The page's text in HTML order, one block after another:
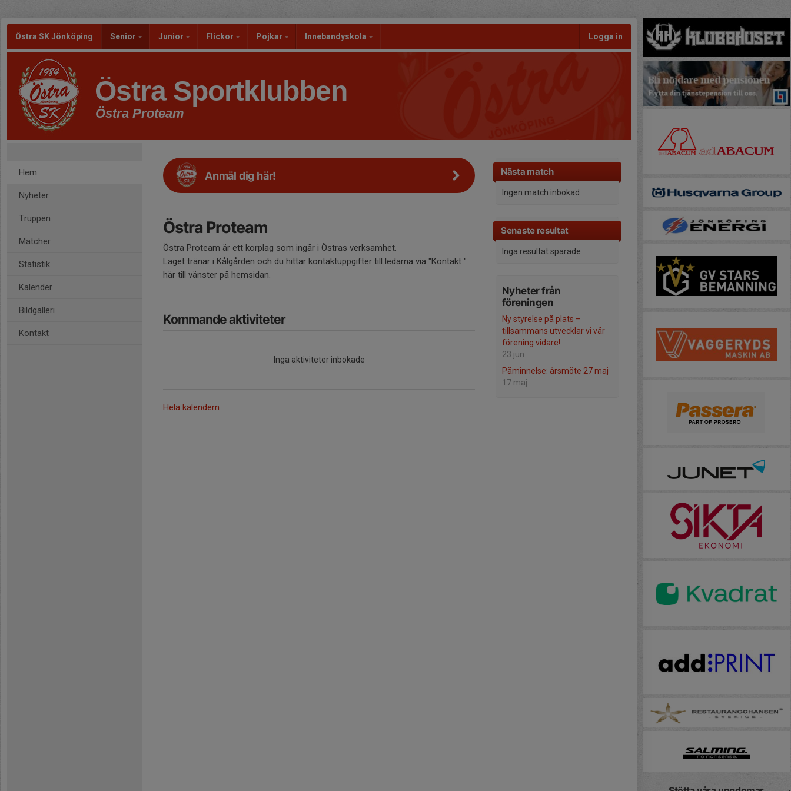
Östra SK Jönköping Senior Junior Flickor Pojkar Innebandyskola Logga in
Östra Sportklubben
Östra Proteam
Hem
Nyheter
Truppen
Matcher
Statistik
Kalender
Bildgalleri
Kontakt
Nästa match
Ingen match inbokad
Senaste resultat
Inga resultat sparade
Nyheter från
föreningen
Ny styrelse på plats –
tillsammans utvecklar vi vår
förening vidare!
23 jun
Påminnelse: årsmöte 27 maj
17 maj
Anmäl dig här!
Östra Proteam
Östra Proteam är ett korplag som ingår i Östras verksamhet.
Laget tränar i Kålgården och du hittar kontaktuppgifter till ledarna via "Kontakt "
här till vänster på hemsidan.
Kommande aktiviteter
Inga aktiviteter inbokade
Hela kalendern